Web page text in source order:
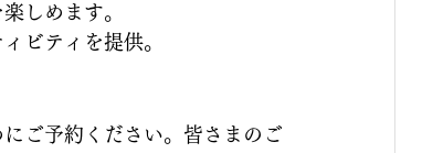
しめます。
ビティを提供。
ご予約ください。皆さまのご